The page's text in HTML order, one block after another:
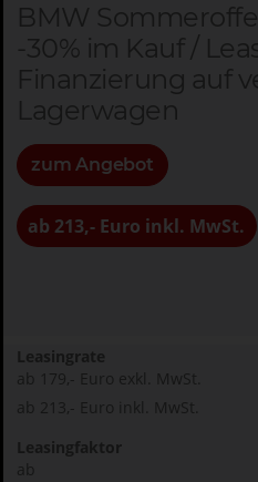
BMW
-30% im Kauf /
Finanzierung auf
Lagerwagen
zum Angebot
ab 213,- Euro inkl. MwSt.
Leasingrate
ab 179,- Euro exkl. MwSt.
ab 213,- Euro inkl. MwSt.
Leasingfaktor
ab